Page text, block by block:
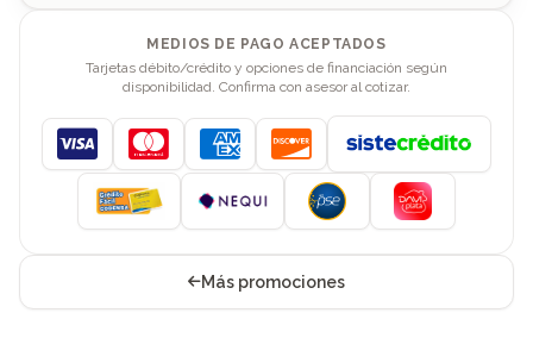
MEDIOS DE PAGO ACEPTADOS
Tarjetas débito/crédito y opciones de financiación según
disponibilidad. Confirma con asesor al cotizar.
Visa MastercardAmerican Express
Discover
Más promociones